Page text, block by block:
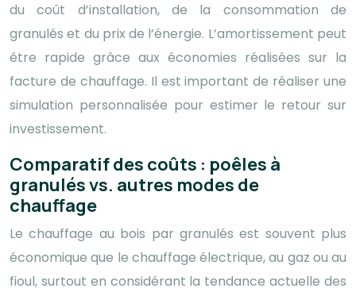
du coût d’installation, de la consommation de
granulés et du prix de l’énergie. L’amortissement peut
être rapide grâce aux économies réalisées sur la
facture de chauffage. Il est important de réaliser une
simulation personnalisée pour estimer le retour sur
investissement.
Comparatif des coûts : poêles à
granulés vs. autres modes de
chauffage
Le chauffage au bois par granulés est souvent plus
économique que le chauffage électrique, au gaz ou au
fioul, surtout en considérant la tendance actuelle des